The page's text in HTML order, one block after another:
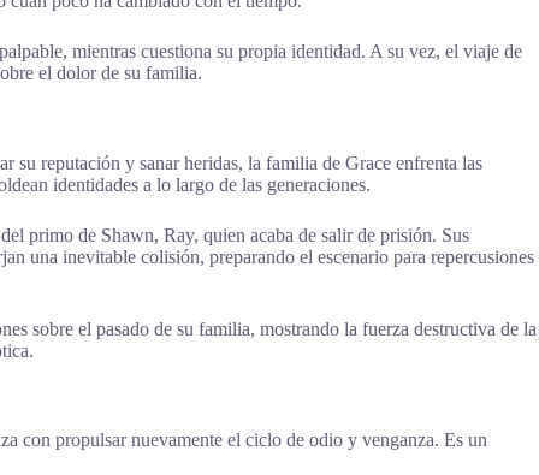
mientras cuestiona su propia identidad. A su vez, el viaje de
el dolor de su familia.
su reputación y sanar heridas, la familia de Grace enfrenta las
identidades a lo largo de las generaciones.
primo de Shawn, Ray, quien acaba de salir de prisión. Sus
una inevitable colisión, preparando el escenario para repercusiones
sobre el pasado de su familia, mostrando la fuerza destructiva de la
con propulsar nuevamente el ciclo de odio y venganza. Es un